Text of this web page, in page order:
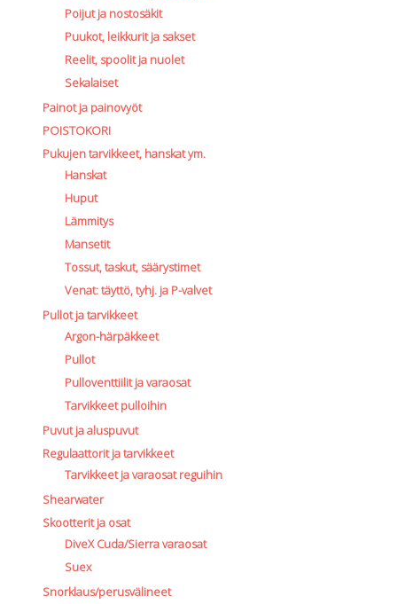
Poijut ja nostosäkit
Puukot, leikkurit ja sakset
Reelit, spoolit ja nuolet
Sekalaiset
Painot ja painovyöt
POISTOKORI
Pukujen tarvikkeet, hanskat ym.
Hanskat
Huput
Lämmitys
Mansetit
Tossut, taskut, säärystimet
Venat: täyttö, tyhj. ja P-valvet
Pullot ja tarvikkeet
Argon-härpäkkeet
Pullot
Pulloventtiilit ja varaosat
Tarvikkeet pulloihin
Puvut ja aluspuvut
Regulaattorit ja tarvikkeet
Tarvikkeet ja varaosat reguihin
Shearwater
Skootterit ja osat
DiveX Cuda/Sierra varaosat
Suex
Snorklaus/perusvälineet